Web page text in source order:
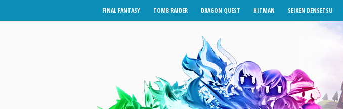
FINAL FANTASY TOMB RAIDER DRAGON QUEST HITMAN SEIKEN DENSETSU